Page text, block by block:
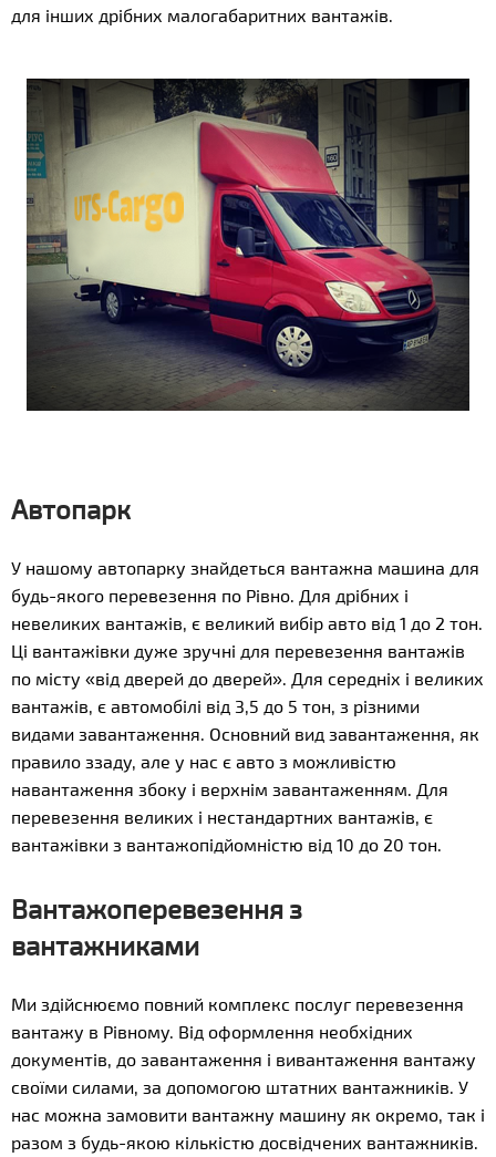
для інших дрібних малогабаритних вантажів.
Автопарк
У нашому автопарку знайдеться вантажна машина для
будь-якого перевезення по Рівно. Для дрібних і
невеликих вантажів, є великий вибір авто від 1 до 2 тон.
Ці вантажівки дуже зручні для перевезення вантажів
по місту «від дверей до дверей». Для середніх і великих
вантажів, є автомобілі від 3,5 до 5 тон, з різними
видами завантаження. Основний вид завантаження, як
правило ззаду, але у нас є авто з можливістю
навантаження збоку і верхнім завантаженням. Для
перевезення великих і нестандартних вантажів, є
вантажівки з вантажопідйомністю від 10 до 20 тон.
Вантажоперевезення з
вантажниками
Ми здійснюємо повний комплекс послуг перевезення
вантажу в Рівному. Від оформлення необхідних
документів, до завантаження і вивантаження вантажу
своїми силами, за допомогою штатних вантажників. У
нас можна замовити вантажну машину як окремо, так і
разом з будь-якою кількістю досвідчених вантажників.